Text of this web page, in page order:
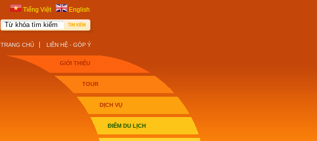
Tiếng Việt English
TRANG CHỦ LIÊN HỆ - GÓP Ý
GIỚI THIỆU
TOUR
DỊCH VỤ
ĐIỂM DU LỊCH